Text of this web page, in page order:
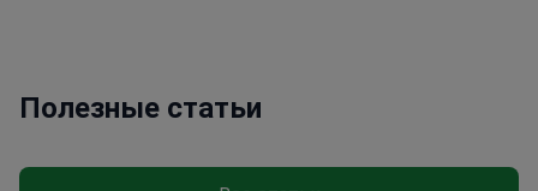
Полезные статьи